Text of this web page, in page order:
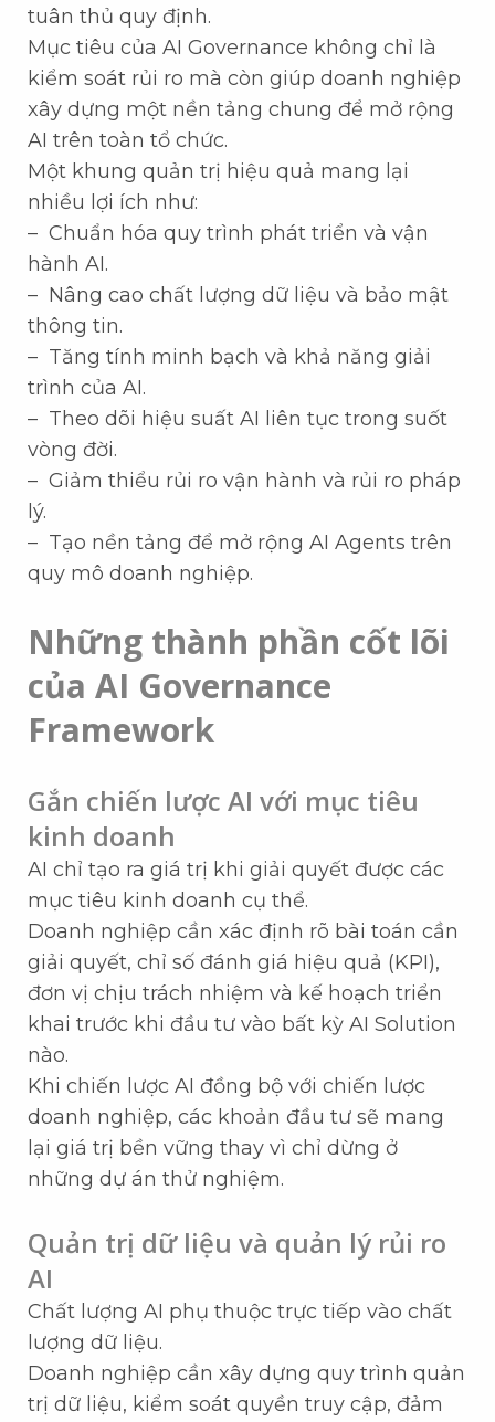
tuân thủ quy định.
Mục tiêu của AI Governance không chỉ là
kiểm soát rủi ro mà còn giúp doanh nghiệp
xây dựng một nền tảng chung để mở rộng
AI trên toàn tổ chức.
Một khung quản trị hiệu quả mang lại
nhiều lợi ích như:
– Chuẩn hóa quy trình phát triển và vận
hành AI.
– Nâng cao chất lượng dữ liệu và bảo mật
thông tin.
– Tăng tính minh bạch và khả năng giải
trình của AI.
– Theo dõi hiệu suất AI liên tục trong suốt
vòng đời.
– Giảm thiểu rủi ro vận hành và rủi ro pháp
lý.
– Tạo nền tảng để mở rộng AI Agents trên
quy mô doanh nghiệp.
Những thành phần cốt lõi
của AI Governance
Framework
Gắn chiến lược AI với mục tiêu
kinh doanh
AI chỉ tạo ra giá trị khi giải quyết được các
mục tiêu kinh doanh cụ thể.
Doanh nghiệp cần xác định rõ bài toán cần
giải quyết, chỉ số đánh giá hiệu quả (KPI),
đơn vị chịu trách nhiệm và kế hoạch triển
khai trước khi đầu tư vào bất kỳ AI Solution
nào.
Khi chiến lược AI đồng bộ với chiến lược
doanh nghiệp, các khoản đầu tư sẽ mang
lại giá trị bền vững thay vì chỉ dừng ở
những dự án thử nghiệm.
Quản trị dữ liệu và quản lý rủi ro
AI
Chất lượng AI phụ thuộc trực tiếp vào chất
lượng dữ liệu.
Doanh nghiệp cần xây dựng quy trình quản
trị dữ liệu, kiểm soát quyền truy cập, đảm